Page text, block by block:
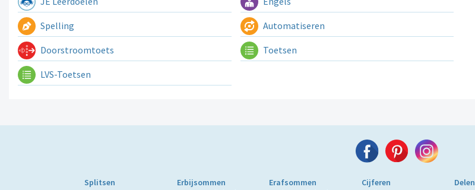
Spelling Automatiseren
Doorstroomtoets Toetsen
LVS-Toetsen
Splitsen
Erbijsommen
Erafsommen
Cijferen
Delen